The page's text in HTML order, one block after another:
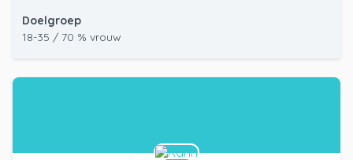
Doelgroep
18-35 / 70 % vrouw